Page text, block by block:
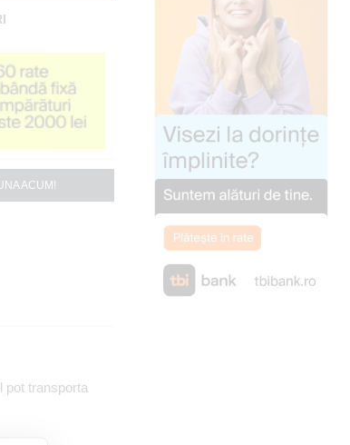
ACUM!
pot transporta